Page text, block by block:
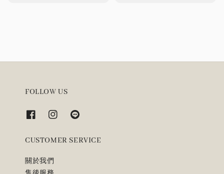
FOLLOW US
CUSTOMER SERVICE
關於我們